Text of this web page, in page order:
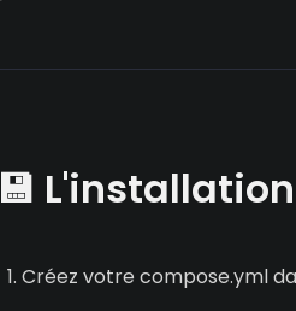
💾 L'installation
Créez votre compose.yml